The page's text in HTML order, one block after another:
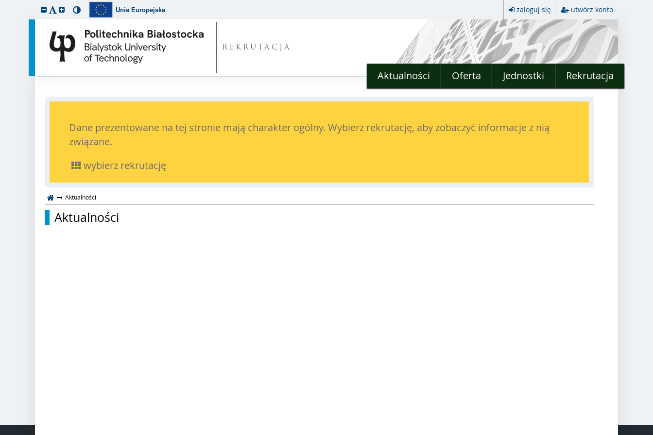
Unia Europejska zaloguj się utwórz konto
REKRUTACJA
Aktualności Oferta Jednostki Rekrutacja
Dane prezentowane na tej stronie mają charakter ogólny. Wybierz rekrutację, aby zobaczyć informacje z nią
związane.
wybierz rekrutację
Aktualności
Aktualności